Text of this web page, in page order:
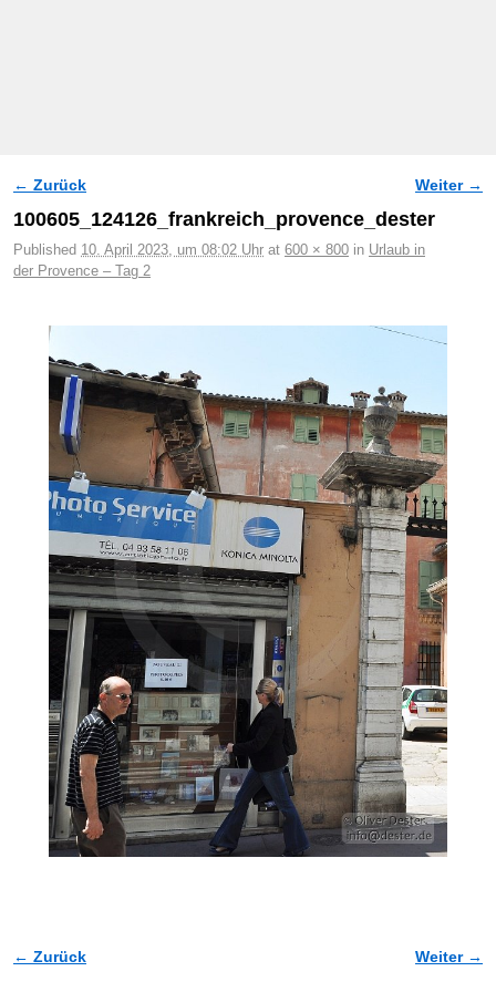
Bilder-Navigation
← Zurück Weiter →
100605_124126_frankreich_provence_dester
Published 10. April 2023, um 08:02 Uhr at 600 × 800 in Urlaub in
der Provence – Tag 2
Bilder-Navigation
← Zurück Weiter →